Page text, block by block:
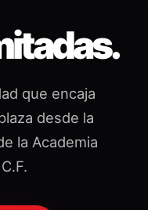
que encaja
desde la
la Academia